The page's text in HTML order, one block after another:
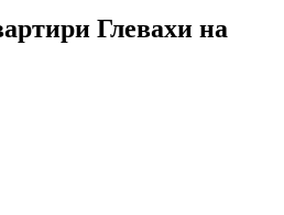
Глевахи на